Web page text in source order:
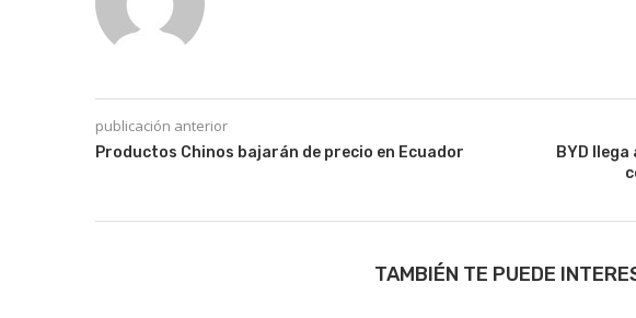
publicación anterior
Productos Chinos bajarán de precio en Ecuador
BYD
TAMBIÉN TE PUEDE